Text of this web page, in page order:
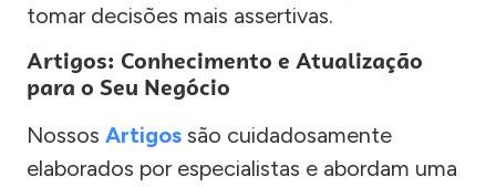
tomar decisões mais assertivas.
Artigos: Conhecimento e Atualização
para o Seu Negócio
Nossos Artigos são cuidadosamente
elaborados por especialistas e abordam uma